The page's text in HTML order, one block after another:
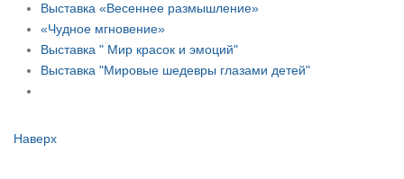
Выставка «Весеннее размышление»
«Чудное мгновение»
Выставка " Мир красок и эмоций"
Выставка "Мировые шедевры глазами детей"
Наверх